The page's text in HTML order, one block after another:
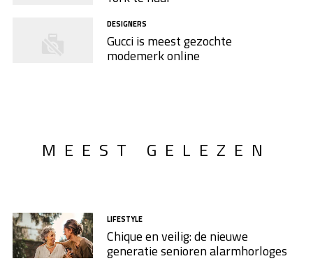
DESIGNERS
Gucci is meest gezochte
modemerk online
MEEST GELEZEN
LIFESTYLE
Chique en veilig: de nieuwe
generatie senioren alarmhorloges